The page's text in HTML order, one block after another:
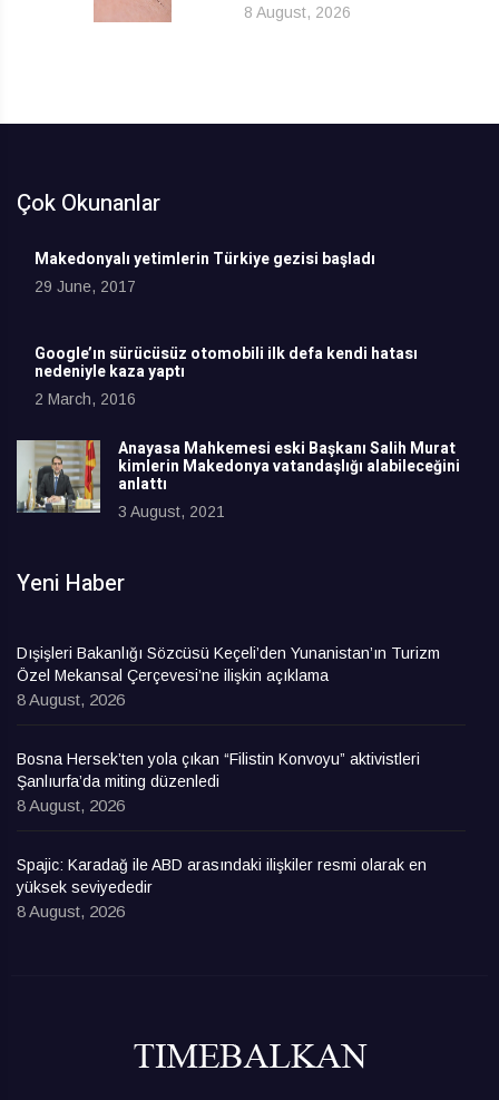
8 August, 2026
Çok Okunanlar
Makedonyalı yetimlerin Türkiye gezisi başladı
29 June, 2017
Google’ın sürücüsüz otomobili ilk defa kendi hatası
nedeniyle kaza yaptı
2 March, 2016
Anayasa Mahkemesi eski Başkanı Salih Murat
kimlerin Makedonya vatandaşlığı alabileceğini
anlattı
3 August, 2021
Yeni Haber
Dışişleri Bakanlığı Sözcüsü Keçeli’den Yunanistan’ın Turizm
Özel Mekansal Çerçevesi’ne ilişkin açıklama
8 August, 2026
Bosna Hersek’ten yola çıkan “Filistin Konvoyu” aktivistleri
Şanlıurfa’da miting düzenledi
8 August, 2026
Spajic: Karadağ ile ABD arasındaki ilişkiler resmi olarak en
yüksek seviyededir
8 August, 2026